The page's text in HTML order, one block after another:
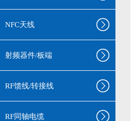
NFC天线
射频器件/板端
RF馈线/转接线
RF同轴电缆